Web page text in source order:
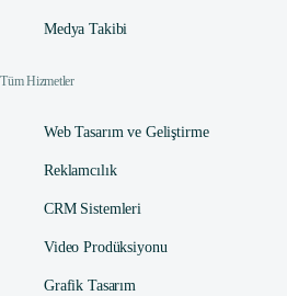
Medya Takibi
Tüm Hizmetler
Web Tasarım ve Geliştirme
Reklamcılık
CRM Sistemleri
Video Prodüksiyonu
Grafik Tasarım